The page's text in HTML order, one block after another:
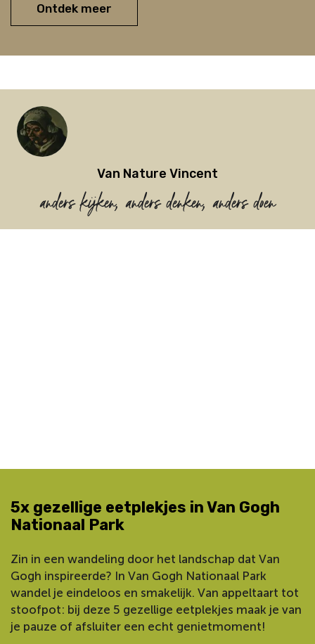
Ontdek meer
Van Nature Vincent
anders kijken, anders denken, anders doen
5x gezellige eetplekjes in Van Gogh
Nationaal Park
Zin in een wandeling door het landschap dat Van
Gogh inspireerde? In Van Gogh Nationaal Park
wandel je eindeloos en smakelijk. Van appeltaart tot
stoofpot: bij deze 5 gezellige eetplekjes maak je van
je pauze of afsluiter een echt genietmoment!